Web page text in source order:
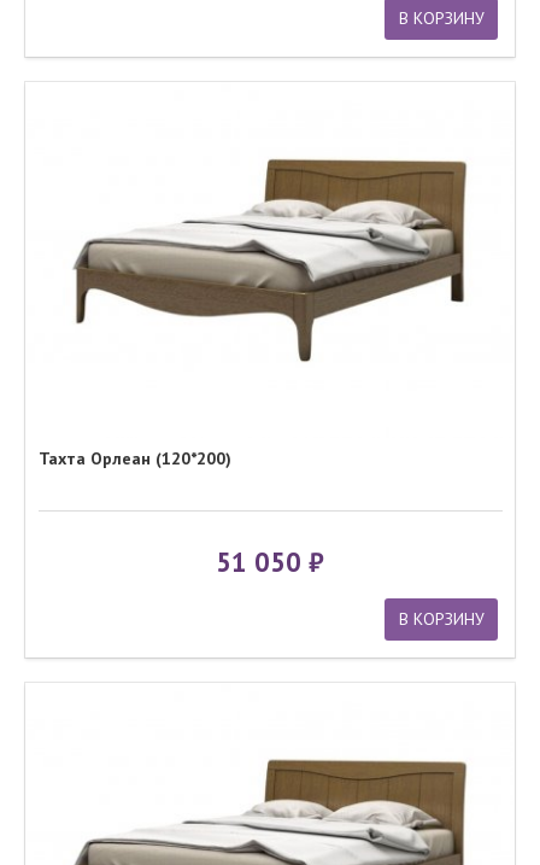
В КОРЗИНУ
Тахта Орлеан (120*200)
51 050
В КОРЗИНУ